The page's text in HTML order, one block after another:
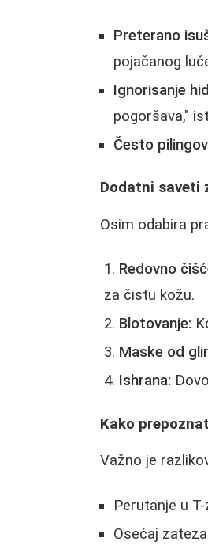
Preterano
pojačanog
Ignorisanje
pogoršava,"
Često
Dodatni saveti
Osim odabira
Redovno
za čistu kožu.
Blotovanje:
Maske od
Ishrana:
Kako
Važno je
Perutanje u
Osećaj